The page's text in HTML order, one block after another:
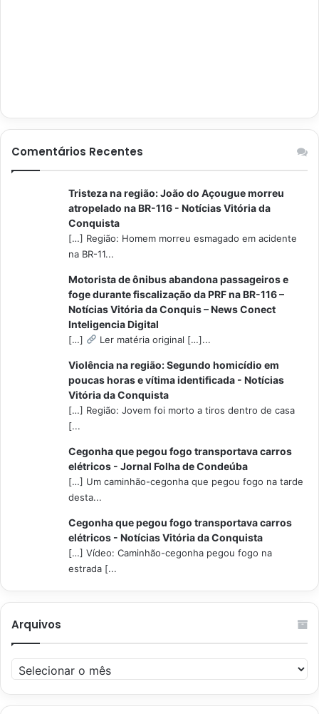
Comentários Recentes
Tristeza na região: João do Açougue morreu
atropelado na BR-116 - Notícias Vitória da
Conquista
[…] Região: Homem morreu esmagado em acidente
na BR-11...
Motorista de ônibus abandona passageiros e
foge durante fiscalização da PRF na BR-116 –
Notícias Vitória da Conquis – News Conect
Inteligencia Digital
[…] Ler matéria original […]...
Violência na região: Segundo homicídio em
poucas horas e vítima identificada - Notícias
Vitória da Conquista
[…] Região: Jovem foi morto a tiros dentro de casa
[...
Cegonha que pegou fogo transportava carros
elétricos - Jornal Folha de Condeúba
[…] Um caminhão-cegonha que pegou fogo na tarde
desta...
Cegonha que pegou fogo transportava carros
elétricos - Notícias Vitória da Conquista
[…] Vídeo: Caminhão-cegonha pegou fogo na
estrada [...
Arquivos
Arquivos